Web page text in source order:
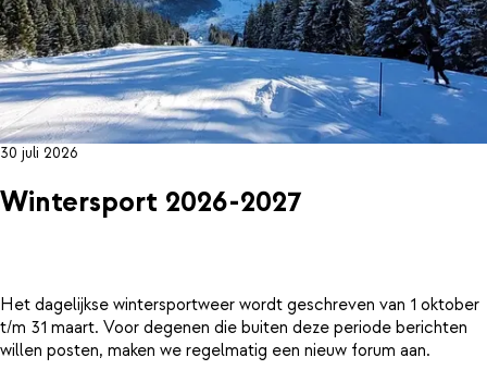
30 juli 2026
Wintersport 2026-2027
Het dagelijkse wintersportweer wordt geschreven van 1 oktober
t/m 31 maart. Voor degenen die buiten deze periode berichten
willen posten, maken we regelmatig een nieuw forum aan.